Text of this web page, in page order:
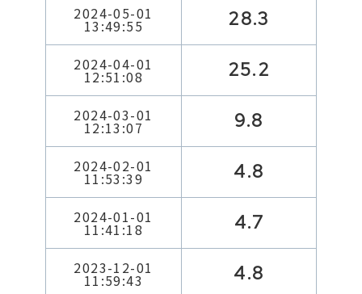
2024-05-01
13:49:55 28.3
2024-04-01
12:51:08 25.2
2024-03-01
12:13:07 9.8
2024-02-01
11:53:39 4.8
2024-01-01
11:41:18 4.7
2023-12-01
11:59:43 4.8